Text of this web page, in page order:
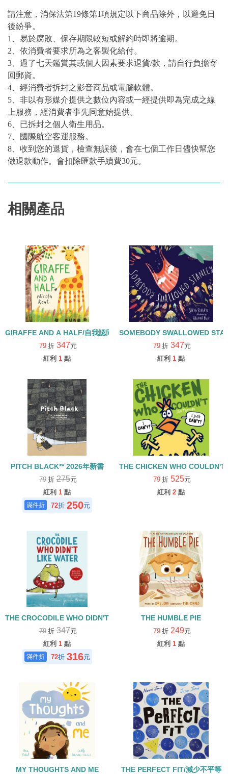
請注意，消保法第19條第1項規定以下商品除外，以避免日
後紛爭。
1、易於腐敗、保存期限較短或解約時即將逾期。
2、依消費者要求所為之客製化給付。
3、過了七天鑑賞其或個人因素要求退貨/款，請自行負擔寄
回郵資。
4、經消費者拆封之影音商品或電腦軟體。
5、非以有形媒介提供之數位內容或一經提供即為完成之線
上服務，經消費者事先同意始提供。
6、已拆封之個人衛生用品。
7、國際航空客運服務。
8、收到您的退貨，檢查無誤後，會在七個工作日儘快幫您
做退款動作。會扣除匯款手續費30元。
相關產品
GIRAFFE AND A HALF/自我認同 (115年度深耕閱讀入選書單)
79 折 347元
紅利 1 點
SOMEBODY SWALLOWED
79 折 347元
紅利 1 點
PITCH BLACK** 2026年新書
79 折275元
紅利 1 點
72折 250元
THE CHICKEN WHO
79 折 525元
紅利 2 點
THE CROCODILE WHO DIDN'T LIKE WATER(中譯：小鱷魚，最怕
79 折347元
紅利 1 點
72折 316元
THE HUMBLE PIE
79 折 249元
紅利 1 點
MY THOUGHTS AND ME THE PERFECT FIT/減少不平等